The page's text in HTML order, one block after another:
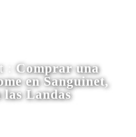
:Comprar una
en Sanguinet,
las Landas